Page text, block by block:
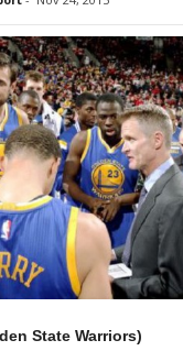
State Warriors)